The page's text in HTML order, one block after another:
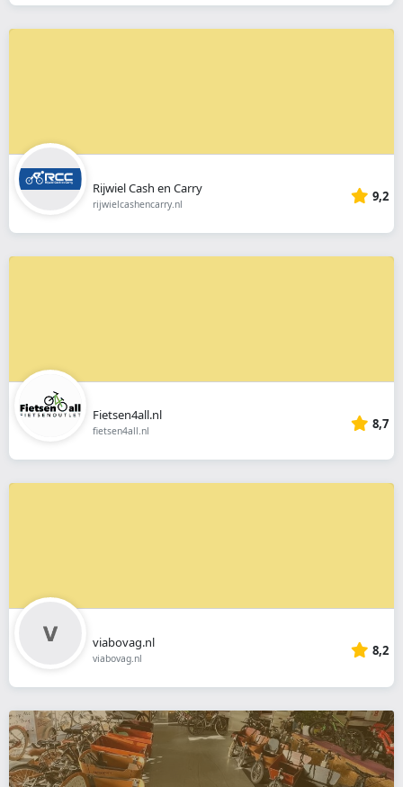
Rijwiel Cash en Carry
rijwielcashencarry.nl 9,2
Fietsen4all.nl
fietsen4all.nl 8,7
viabovag.nl
viabovag.nl 8,2